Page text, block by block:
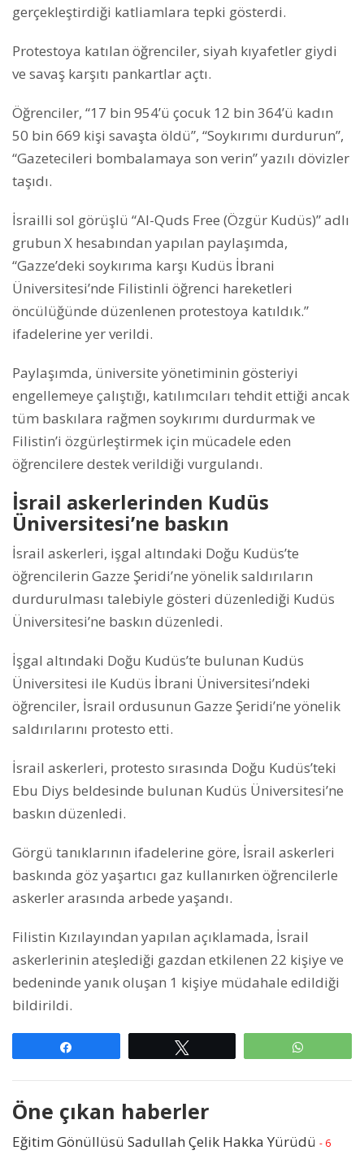
gerçekleştirdiği katliamlara tepki gösterdi.
Protestoya katılan öğrenciler, siyah kıyafetler giydi
ve savaş karşıtı pankartlar açtı.
Öğrenciler, “17 bin 954’ü çocuk 12 bin 364’ü kadın
50 bin 669 kişi savaşta öldü”, “Soykırımı durdurun”,
“Gazetecileri bombalamaya son verin” yazılı dövizler
taşıdı.
İsrailli sol görüşlü “Al-Quds Free (Özgür Kudüs)” adlı
grubun X hesabından yapılan paylaşımda,
“Gazze’deki soykırıma karşı Kudüs İbrani
Üniversitesi’nde Filistinli öğrenci hareketleri
öncülüğünde düzenlenen protestoya katıldık.”
ifadelerine yer verildi.
Paylaşımda, üniversite yönetiminin gösteriyi
engellemeye çalıştığı, katılımcıları tehdit ettiği ancak
tüm baskılara rağmen soykırımı durdurmak ve
Filistin’i özgürleştirmek için mücadele eden
öğrencilere destek verildiği vurgulandı.
İsrail askerlerinden Kudüs
Üniversitesi’ne baskın
İsrail askerleri, işgal altındaki Doğu Kudüs’te
öğrencilerin Gazze Şeridi’ne yönelik saldırıların
durdurulması talebiyle gösteri düzenlediği Kudüs
Üniversitesi’ne baskın düzenledi.
İşgal altındaki Doğu Kudüs’te bulunan Kudüs
Üniversitesi ile Kudüs İbrani Üniversitesi’ndeki
öğrenciler, İsrail ordusunun Gazze Şeridi’ne yönelik
saldırılarını protesto etti.
İsrail askerleri, protesto sırasında Doğu Kudüs’teki
Ebu Diys beldesinde bulunan Kudüs Üniversitesi’ne
baskın düzenledi.
Görgü tanıklarının ifadelerine göre, İsrail askerleri
baskında göz yaşartıcı gaz kullanırken öğrencilerle
askerler arasında arbede yaşandı.
Filistin Kızılayından yapılan açıklamada, İsrail
askerlerinin ateşlediği gazdan etkilenen 22 kişiye ve
bedeninde yanık oluşan 1 kişiye müdahale edildiği
bildirildi.
Öne çıkan haberler
Eğitim Gönüllüsü Sadullah Çelik Hakka Yürüdü - 6